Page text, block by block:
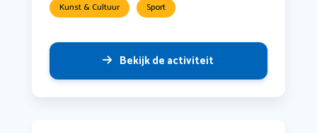
Kunst & Cultuur Sport
Bekijk de activiteit